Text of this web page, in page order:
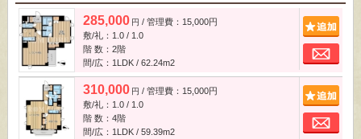
285,000 円 / 管理費：15,000円
敷/礼：1.0 / 1.0
階 数：2階
間/広：1LDK / 62.24m2
310,000 円 / 管理費：15,000円
敷/礼：1.0 / 1.0
階 数：4階
間/広：1LDK / 59.39m2